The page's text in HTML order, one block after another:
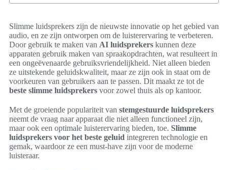
Slimme luidsprekers zijn de nieuwste innovatie op het gebied van
audio, en ze zijn ontworpen om de luisterervaring te verbeteren.
Door gebruik te maken van AI luidsprekers kunnen deze
apparaten gebruik maken van spraakopdrachten, wat resulteert in
een ongeëvenaarde gebruiksvriendelijkheid. Niet alleen bieden
ze uitstekende geluidskwaliteit, maar ze zijn ook in staat om de
voorkeuren van gebruikers aan te passen. Dit maakt ze tot de
beste slimme luidsprekers voor zowel thuis als op kantoor.
Met de groeiende populariteit van stemgestuurde luidsprekers
neemt de vraag naar apparaat die niet alleen functioneel zijn,
maar ook een optimale luisterervaring bieden, toe. Slimme
luidsprekers voor het beste geluid integreren technologie en
gemak, waardoor ze een must-have zijn voor de moderne
luisteraar.